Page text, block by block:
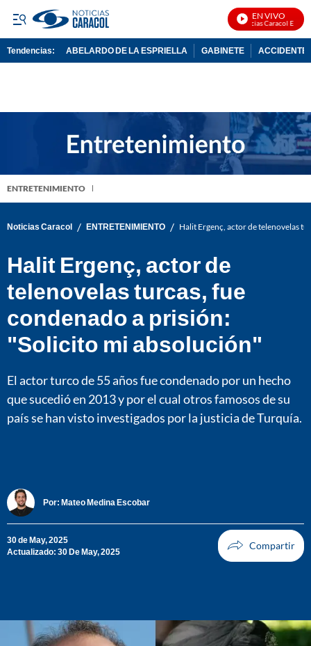
EN VIVO
Noticias Caracol En Vivo
Tendencias: ABELARDO DE LA ESPRIELLA GABINETE ACCIDENTE
ENTRETENIMIENTO
Noticias Caracol / ENTRETENIMIENTO / Halit Ergenç, actor de telenovelas
Halit Ergenç, actor de
telenovelas turcas, fue
condenado a prisión:
"Solicito mi absolución"
El actor turco de 55 años fue condenado por un hecho
que sucedió en 2013 y por el cual otros famosos de su
país se han visto investigados por la justicia de Turquía.
Por: Mateo Medina Escobar
30 de May, 2025
Actualizado: 30 De May, 2025